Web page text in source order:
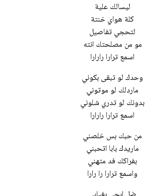
ليسالك علية
كلة هواي خنتة
لتحجي تفاصيل
مو من مصلحتك انته
اسمع ترارا رارارا
وحدك لو تبقى بكوني
ماردلك لو موتوني
بدونك لو تدري شلوني
اسمع ترارا رارارا
من حبك بس خلصني
ماريدك بابا اتحبني
بفراكك فد متهني
واسمع ترارا را رارا